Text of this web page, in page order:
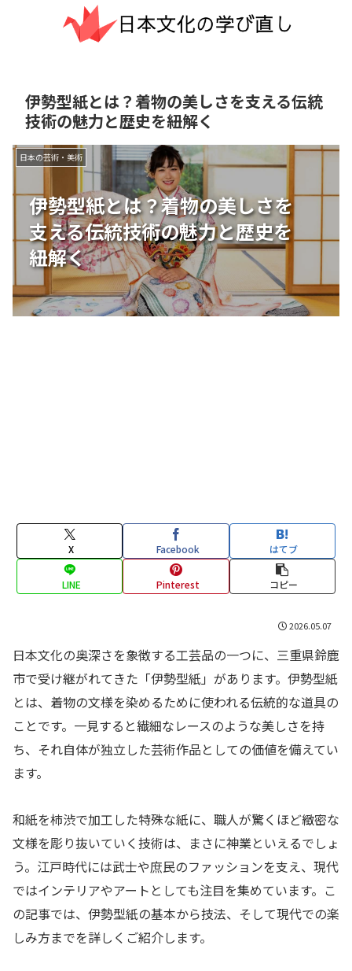
伊勢型紙とは？着物の美しさを支える伝統
技術の魅力と歴史を紐解く
伊勢型紙とは？着物の美しさを
支える伝統技術の魅力と歴史を
紐解く
日本の芸術・美術
X Facebook はてブ
LINE Pinterest コピー
2026.05.07
日本文化の奥深さを象徴する工芸品の一つに、三重県鈴鹿
市で受け継がれてきた「伊勢型紙」があります。伊勢型紙
とは、着物の文様を染めるために使われる伝統的な道具の
ことです。一見すると繊細なレースのような美しさを持
ち、それ自体が独立した芸術作品としての価値を備えてい
ます。
和紙を柿渋で加工した特殊な紙に、職人が驚くほど緻密な
文様を彫り抜いていく技術は、まさに神業といえるでしょ
う。江戸時代には武士や庶民のファッションを支え、現代
ではインテリアやアートとしても注目を集めています。こ
の記事では、伊勢型紙の基本から技法、そして現代での楽
しみ方までを詳しくご紹介します。